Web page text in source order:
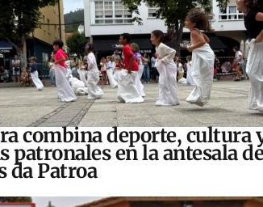
combina deporte, cultura
patronales en la antesala
da Patroa